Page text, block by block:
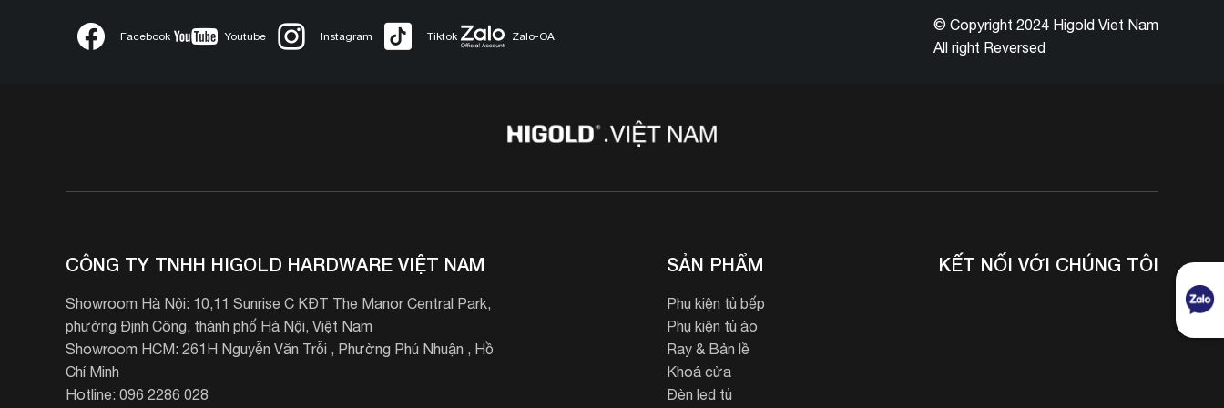
Facebook Youtube Instagram Tiktok Zalo-OA
© Copyright 2024 Higold Viet Nam
All right Reversed
CÔNG TY TNHH HIGOLD HARDWARE VIỆT NAM
Showroom Hà Nội: 10,11 Sunrise C KĐT The Manor Central Park,
phường Định Công, thành phố Hà Nội, Việt Nam
Showroom HCM: 261H Nguyễn Văn Trỗi , Phường Phú Nhuận , Hồ
Chí Minh
Hotline: 096 2286 028
SẢN PHẨM
Phụ kiện tủ bếp
Phụ kiện tủ áo
Ray & Bản lề
Khoá cửa
Đèn led tủ
KẾT NỐI VỚI CHÚNG TÔI